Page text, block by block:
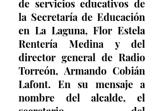
de servicios educativos de
la Secretaría de Educación
en La Laguna, Flor Estela
Rentería Medina y del
director general de Radio
Torreón, Armando Cobián
Lafont. En su mensaje a
nombre del alcalde, el